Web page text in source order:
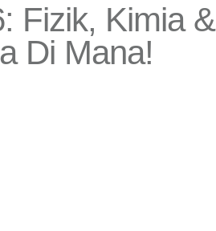
Fizik, Kimia &
Di Mana!